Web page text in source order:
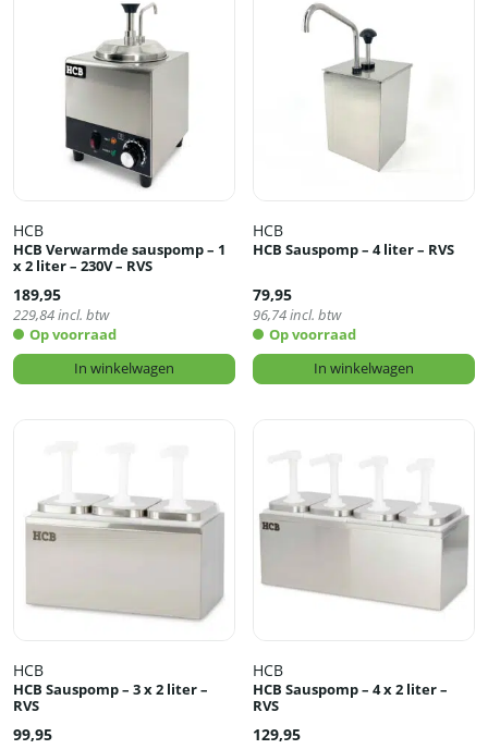
HCB
HCB Verwarmde sauspomp – 1
x 2 liter – 230V – RVS
189,95
229,84incl. btw
Op voorraad
In winkelwagen
HCB
HCB Sauspomp – 4 liter – RVS
79,95
96,74incl. btw
Op voorraad
In winkelwagen
HCB
HCB Sauspomp – 3 x 2 liter –
RVS
99,95
HCB
HCB Sauspomp – 4 x 2 liter –
RVS
129,95